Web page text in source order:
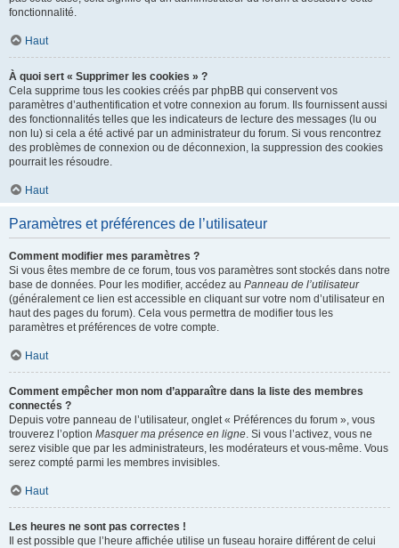
fonctionnalité.
Haut
À quoi sert « Supprimer les cookies » ?
Cela supprime tous les cookies créés par phpBB qui conservent vos
paramètres d’authentification et votre connexion au forum. Ils fournissent aussi
des fonctionnalités telles que les indicateurs de lecture des messages (lu ou
non lu) si cela a été activé par un administrateur du forum. Si vous rencontrez
des problèmes de connexion ou de déconnexion, la suppression des cookies
pourrait les résoudre.
Haut
Paramètres et préférences de l’utilisateur
Comment modifier mes paramètres ?
Si vous êtes membre de ce forum, tous vos paramètres sont stockés dans notre
base de données. Pour les modifier, accédez au Panneau de l’utilisateur
(généralement ce lien est accessible en cliquant sur votre nom d’utilisateur en
haut des pages du forum). Cela vous permettra de modifier tous les
paramètres et préférences de votre compte.
Haut
Comment empêcher mon nom d’apparaître dans la liste des membres
connectés ?
Depuis votre panneau de l’utilisateur, onglet « Préférences du forum », vous
trouverez l’option Masquer ma présence en ligne. Si vous l’activez, vous ne
serez visible que par les administrateurs, les modérateurs et vous-même. Vous
serez compté parmi les membres invisibles.
Haut
Les heures ne sont pas correctes !
Il est possible que l’heure affichée utilise un fuseau horaire différent de celui